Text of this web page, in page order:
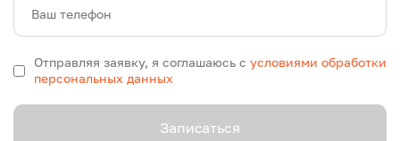
Ваш телефон
Отправляя заявку, я соглашаюсь с условиями обработки
персональных данных
Записаться